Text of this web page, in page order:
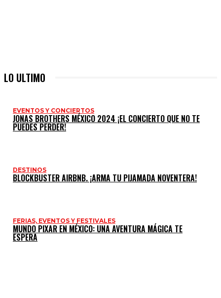
LO ULTIMO
EVENTOS Y CONCIERTOS
JONAS BROTHERS MÉXICO 2024 ¡EL CONCIERTO QUE NO TE
PUEDES PERDER!
DESTINOS
BLOCKBUSTER AIRBNB. ¡ARMA TU PIJAMADA NOVENTERA!
FERIAS, EVENTOS Y FESTIVALES
MUNDO PIXAR EN MÉXICO: UNA AVENTURA MÁGICA TE
ESPERA